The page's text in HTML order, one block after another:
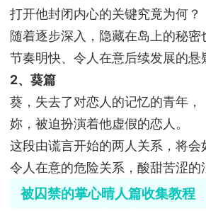
打开他封闭内心的关键究竟为何？
随着逐步深入，隐藏在岛上的秘密
节奏明快、令人在意后续发展的悬
2、葵篇
葵，失去了对恋人的记忆的青年，
妳，被迫扮演着他虚假的恋人。
这段由谎言开始的两人关系，将会
令人在意的危险关系，酸甜苦涩的
被囚禁的掌心晴人篇收集教程